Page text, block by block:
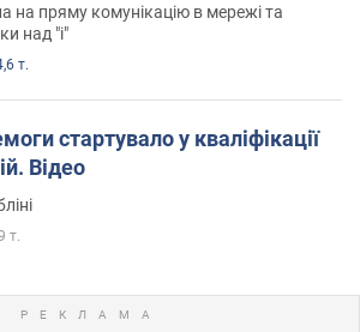
на пряму комунікацію в мережі та
над "і"
т.
стартувало у кваліфікації
Відео
т.